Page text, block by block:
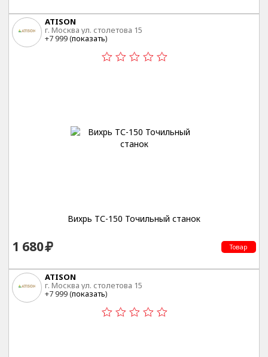
ATISON
г. Москва ул. столетова 15
+7 999 (показать)
Вихрь ТС-150 Точильный станок
1 680 Товар
ATISON
г. Москва ул. столетова 15
+7 999 (показать)